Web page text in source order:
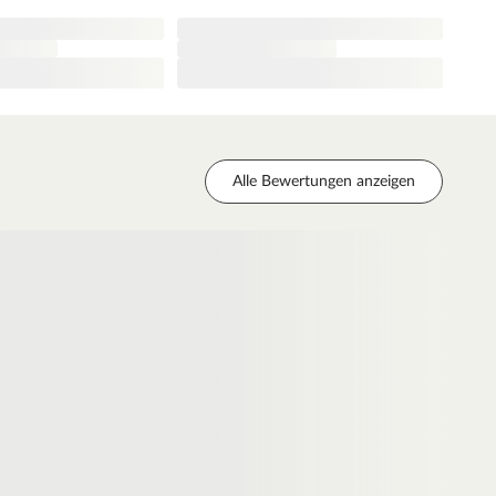
Alle Bewertungen anzeigen